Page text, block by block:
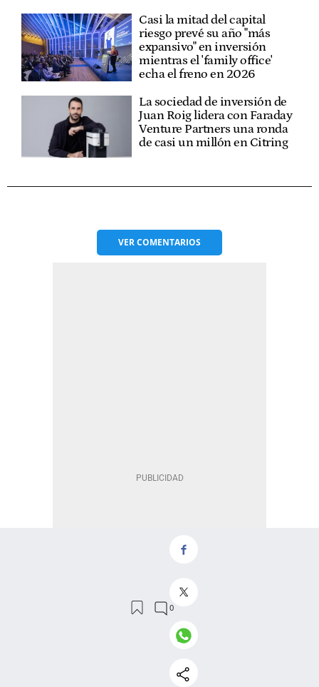
Casi la mitad del capital
riesgo prevé su año "más
expansivo" en inversión
mientras el 'family office'
echa el freno en 2026
La sociedad de inversión de
Juan Roig lidera con Faraday
Venture Partners una ronda
de casi un millón en Citring
VERCOMENTARIOS